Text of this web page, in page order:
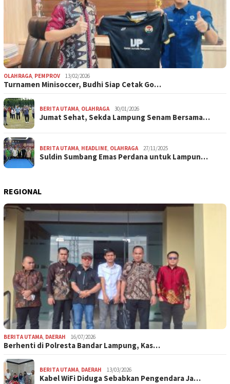
OLAHRAGA PEMPROV 13/02/2026
Turnamen Minisoccer, Budhi Siap Cetak Go…
BERITA UTAMA OLAHRAGA 30/01/2026
Jumat Sehat, Sekda Lampung Senam Bersama…
BERITA UTAMA HEADLINE OLAHRAGA 27/11/2025
Suldin Sumbang Emas Perdana untuk Lampun…
REGIONAL
BERITA UTAMA, DAERAH 16/07/2026
Berhenti di Polresta Bandar Lampung, Kas…
BERITA UTAMA, DAERAH 13/03/2026
Kabel WiFi Diduga Sebabkan Pengendara Ja…